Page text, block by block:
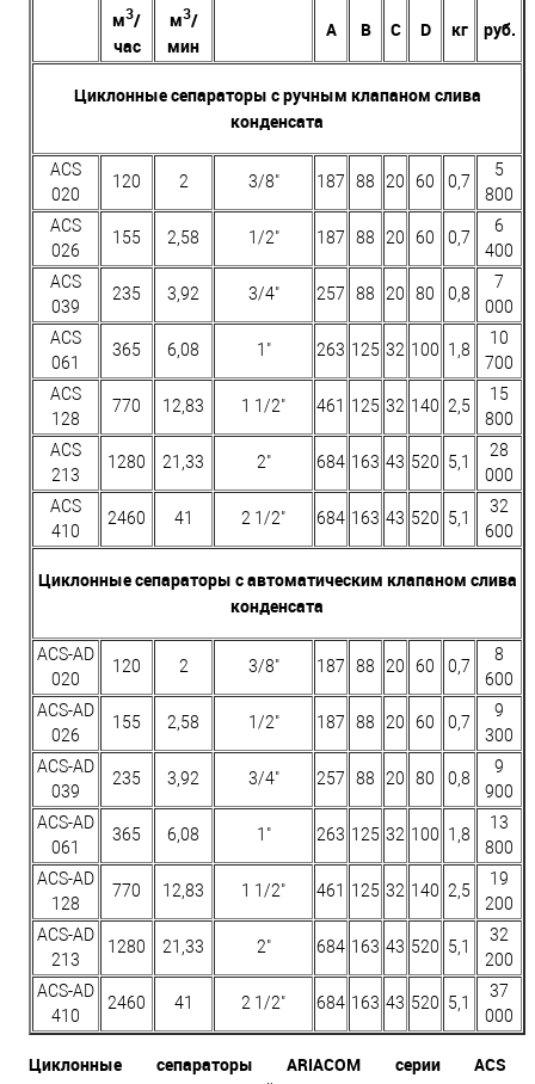
м3/
час
м3/
мин
А В C D кг руб.
Циклонные сепараторы с ручным клапаном слива
конденсата
ACS
020
120 2 3/8" 187 88 20 60 0,7
5
800
ACS
026
155 2,58 1/2" 187 88 20 60 0,7
6
400
ACS
039
235 3,92 3/4" 257 88 20 80 0,8
7
000
ACS
061
365 6,08 1" 263 125 32 100 1,8
10
700
ACS
128
770 12,83 1 1/2" 461 125 32 140 2,5
15
800
ACS
213
1280 21,33 2" 684 163 43 520 5,1
28
000
ACS
410
2460 41 2 1/2" 684 163 43 520 5,1
32
600
Циклонные сепараторы с автоматическим клапаном слива
конденсата
ACS-AD
020
120 2 3/8" 187 88 20 60 0,7
8
600
ACS-AD
026
155 2,58 1/2" 187 88 20 60 0,7
9
300
ACS-AD
039
235 3,92 3/4" 257 88 20 80 0,8
9
900
ACS-AD
061
365 6,08 1" 263 125 32 100 1,8
13
800
ACS-AD
128
770 12,83 1 1/2" 461 125 32 140 2,5
19
200
ACS-AD
213
1280 21,33 2" 684 163 43 520 5,1
32
200
ACS-AD
410
2460 41 2 1/2" 684 163 43 520 5,1
37
000
Циклонные сепараторы ARIACOM серии ACS